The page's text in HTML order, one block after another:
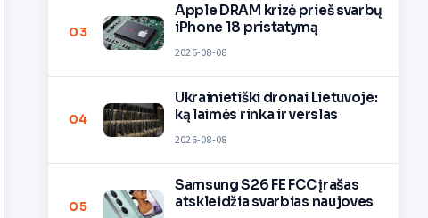
03
Apple DRAM krizė prieš svarbų
iPhone 18 pristatymą
2026-08-08
04
Ukrainietiški dronai Lietuvoje:
ką laimės rinka ir verslas
2026-08-08
05
Samsung S26 FE FCC įrašas
atskleidžia svarbias naujoves